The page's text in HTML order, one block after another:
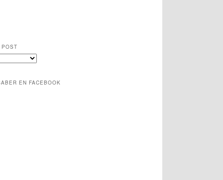
EN FACEBOOK